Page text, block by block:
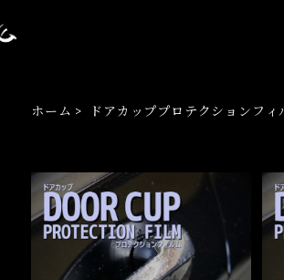
ホーム ドアカッププロテクションフィ